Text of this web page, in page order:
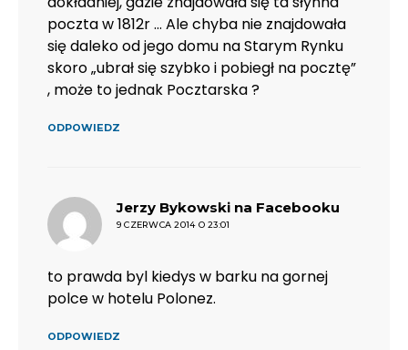
poczta w 1812r … Ale chyba nie znajdowała
się daleko od jego domu na Starym Rynku
skoro „ubrał się szybko i pobiegł na pocztę”
, może to jednak Pocztarska ?
ODPOWIEDZ
Jerzy Bykowski na Facebooku
9 CZERWCA 2014 O 23:01
to prawda byl kiedys w barku na gornej
polce w hotelu Polonez.
ODPOWIEDZ